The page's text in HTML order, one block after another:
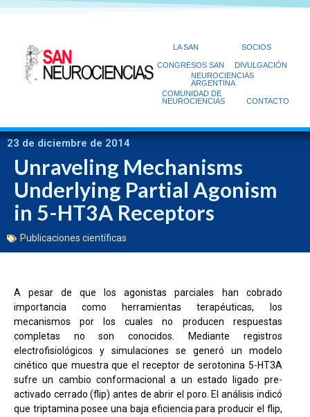
LA SAN SOCIOS
CONGRESOS SAN
DIVULGACIÓN
NEUROCIENCIAS
ARGENTINA
COMUNIDAD DE
NEUROCIENCIAS
CONTACTO
23 de diciembre de 2014
Unraveling Mechanisms
Underlying Partial Agonism
in 5-HT3A Receptors
Publicaciones científicas
A pesar de que los agonistas parciales han cobrado
importancia como herramientas terapéuticas, los
mecanismos por los cuales no producen respuestas
completas no son conocidos. Mediante registros
electrofisiológicos y simulaciones se generó un modelo
cinético que muestra que el receptor de serotonina 5-HT3A
sufre un cambio conformacional a un estado ligado pre-
activado cerrado (flip) antes de abrir el poro. El análisis indicó
que triptamina posee una baja eficiencia para producir el flip,